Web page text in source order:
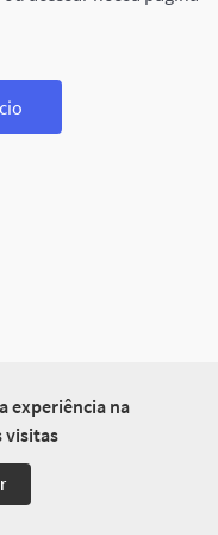
experiência na
visitas